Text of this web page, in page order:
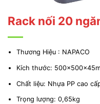
Rack nối 20
Thương Hiệu : NAPACO
Kích thước:
Chất liệu: Nhựa PP cao
Trọng lượng: 0,65kg